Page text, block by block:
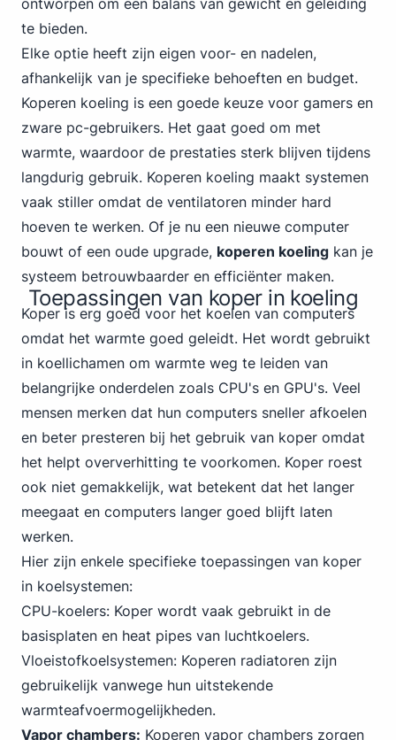
ontworpen om een balans van gewicht en geleiding
te bieden.
Elke optie heeft zijn eigen voor- en nadelen,
afhankelijk van je specifieke behoeften en budget.
Koperen koeling is een goede keuze voor gamers en
zware pc-gebruikers. Het gaat goed om met
warmte, waardoor de prestaties sterk blijven tijdens
langdurig gebruik. Koperen koeling maakt systemen
vaak stiller omdat de ventilatoren minder hard
hoeven te werken. Of je nu een nieuwe computer
bouwt of een oude upgrade, koperen koeling kan je
systeem betrouwbaarder en efficiënter maken.
Toepassingen van koper in koeling
Koper is erg goed voor het koelen van computers
omdat het warmte goed geleidt. Het wordt gebruikt
in koellichamen om warmte weg te leiden van
belangrijke onderdelen zoals CPU's en GPU's. Veel
mensen merken dat hun computers sneller afkoelen
en beter presteren bij het gebruik van koper omdat
het helpt oververhitting te voorkomen. Koper roest
ook niet gemakkelijk, wat betekent dat het langer
meegaat en computers langer goed blijft laten
werken.
Hier zijn enkele specifieke toepassingen van koper
in koelsystemen:
CPU-koelers: Koper wordt vaak gebruikt in de
basisplaten en heat pipes van luchtkoelers.
Vloeistofkoelsystemen: Koperen radiatoren zijn
gebruikelijk vanwege hun uitstekende
warmteafvoermogelijkheden.
Vapor chambers: Koperen vapor chambers zorgen